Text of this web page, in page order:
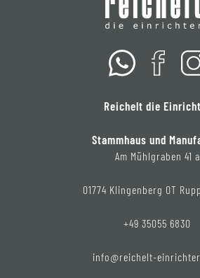
Reichelt die
Stammhaus und
Am Mühlgraben 41 a
01774 Klingenberg OT
+49 35055 6830
info@reichelt-